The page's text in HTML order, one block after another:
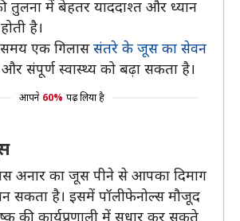
तुलना में बेहतर याददाश्त और ध्यान
है।
एक गिलाससंतरे के जूस का सेवन
और संपूर्ण स्वास्थ्य को बढ़ा सकता है।
आपने 60% पढ़ लिया है
अनार का जूस पीने से आपका दिमाग
सकता है। इसमें पॉलीफेनोल्स मौजूद
की कार्यप्रणाली में सुधार कर सकते